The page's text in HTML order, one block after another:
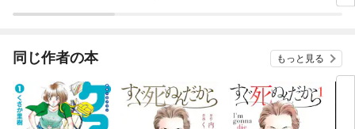
同じ作者の本 もっと見る